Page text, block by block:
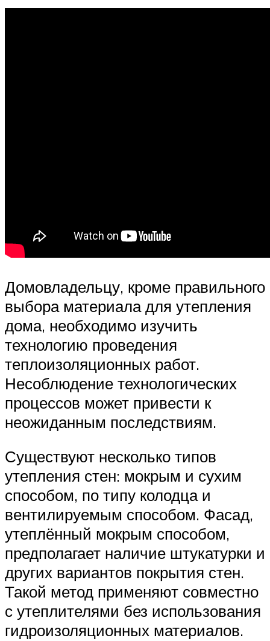
Домовладельцу, кроме правильного
выбора материала для утепления
дома, необходимо изучить
технологию проведения
теплоизоляционных работ.
Несоблюдение технологических
процессов может привести к
неожиданным последствиям.
Существуют несколько типов
утепления стен: мокрым и сухим
способом, по типу колодца и
вентилируемым способом. Фасад,
утеплённый мокрым способом,
предполагает наличие штукатурки и
других вариантов покрытия стен.
Такой метод применяют совместно
с утеплителями без использования
гидроизоляционных материалов.